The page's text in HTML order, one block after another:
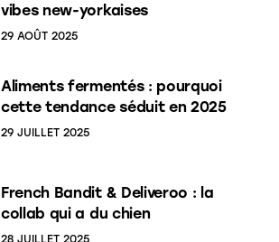
vibes new-yorkaises
29 AOÛT 2025
Aliments fermentés : pourquoi
cette tendance séduit en 2025
29 JUILLET 2025
French Bandit & Deliveroo : la
collab qui a du chien
28 JUILLET 2025